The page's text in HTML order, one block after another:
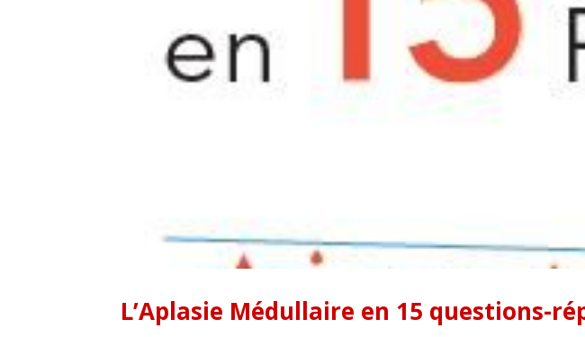
L’Aplasie Médullaire en 15 questions-